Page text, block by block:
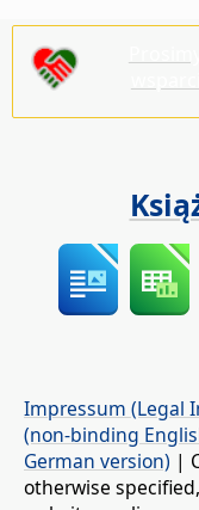
Impressum (Legal
(non-binding
German version) |
otherwise